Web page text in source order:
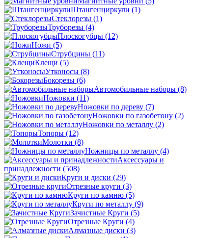
Штангенциркули (1)
Стеклорезы (1)
Труборезы (4)
Плоскогубцы (12)
Ножи (5)
Струбцины (11)
Клещи (5)
Утконосы (8)
Бокорезы (6)
Автомобильные наборы (8)
Ножовки (11)
Ножовки по дереву (7)
Ножовки по газобетону (2)
Ножовки по металлу (2)
Топоры (12)
Молотки (8)
Ножницы по металлу (4)
Аксессуары и
принадлежности (508)
Круги и диски (29)
Отрезные круги (3)
Круги по камню (5)
Круги по металлу (9)
Зачистные Круги (5)
Отрезные Круги (4)
Алмазные диски (3)